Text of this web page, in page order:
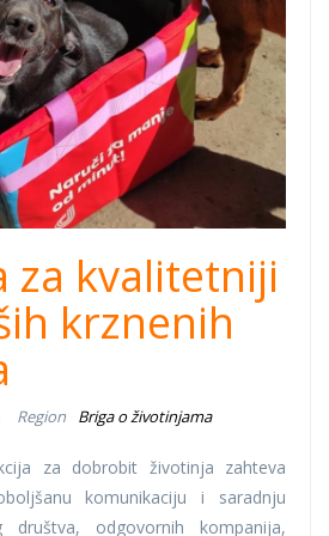
za kvalitetniji
krznenih
Region Briga o životinjama
za dobrobit životinja zahteva
komunikaciju i saradnju
društva, odgovornih kompanija,